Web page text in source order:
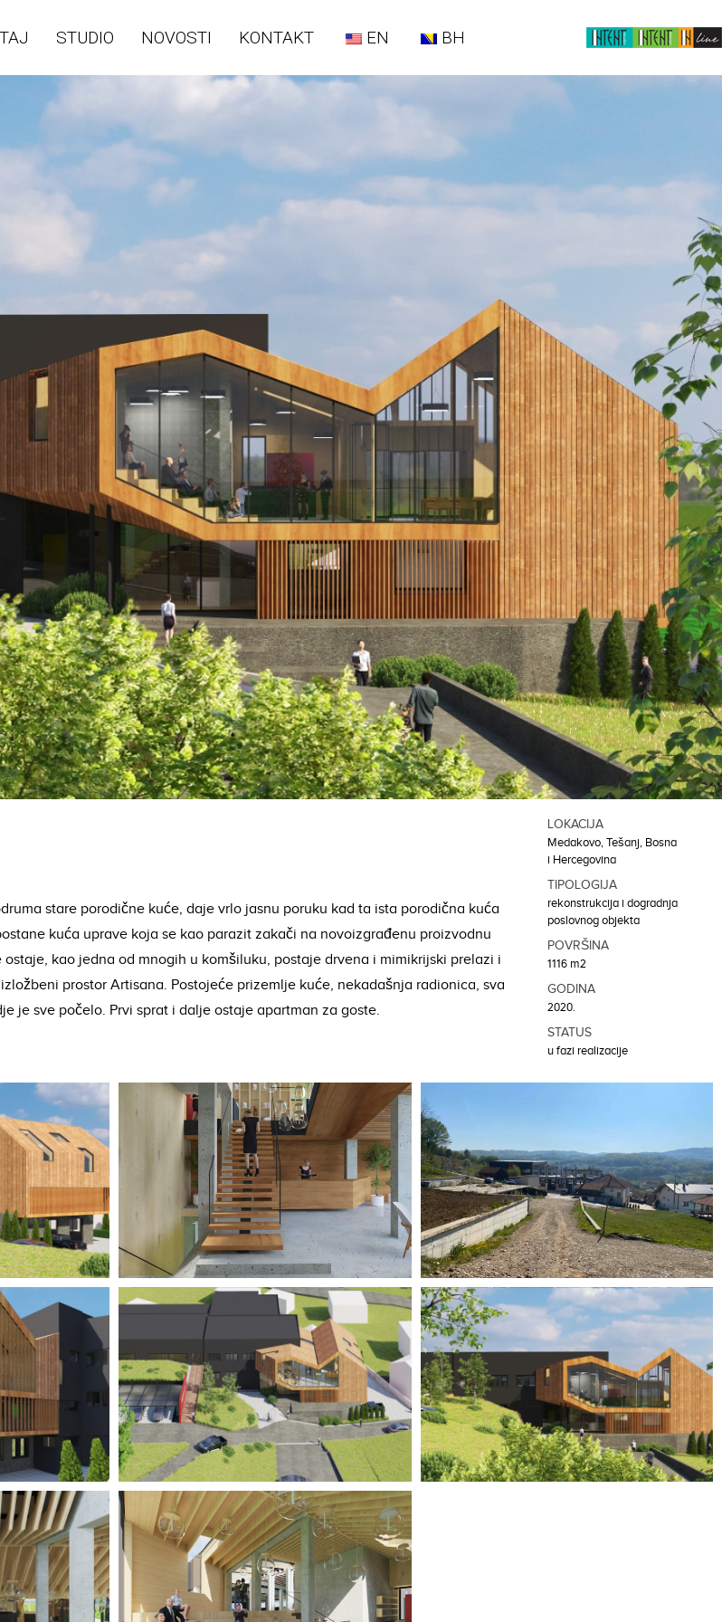
STUDIO NOVOSTI KONTAKT EN BH
stare porodične kuće, daje vrlo jasnu poruku kad ta ista porodična kuća
kuća uprave koja se kao parazit zakači na novoizgrađenu proizvodnu
kao jedna od mnogih u komšiluku, postaje drvena i mimikrijski prelazi i
prostor Artisana. Postojeće prizemlje kuće, nekadašnja radionica, sva
je sve počelo. Prvi sprat i dalje ostaje apartman za goste.
LOKACIJA
Medakovo, Tešanj, Bosna
i Hercegovina
TIPOLOGIJA
rekonstrukcija i dogradnja
poslovnog objekta
POVRŠINA
1116 m2
GODINA
2020.
STATUS
u fazi realizacije